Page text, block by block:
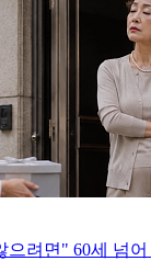
으려면" 60세 넘